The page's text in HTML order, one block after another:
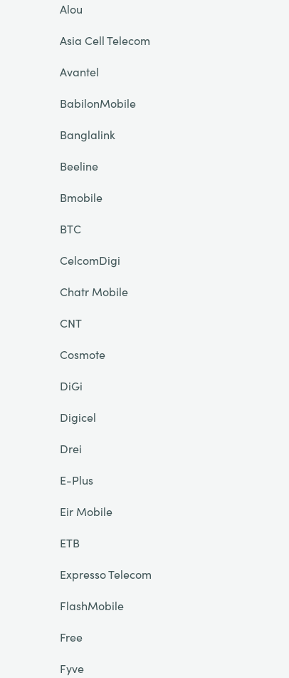
Alou
Asia Cell Telecom
Avantel
BabilonMobile
Banglalink
Beeline
Bmobile
BTC
CelcomDigi
Chatr Mobile
CNT
Cosmote
DiGi
Digicel
Drei
E-Plus
Eir Mobile
ETB
Expresso Telecom
FlashMobile
Free
Fyve